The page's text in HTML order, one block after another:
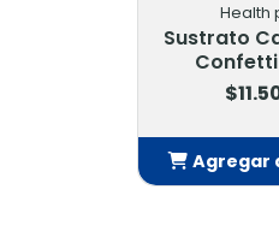
Health
Sustrato
Confetti
Agregar